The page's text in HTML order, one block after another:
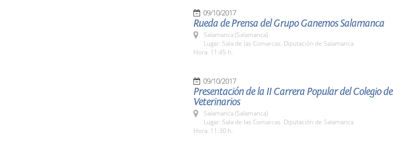
09/10/2017
Rueda de Prensa del Grupo Ganemos Salamanca
Salamanca (Salamanca)
Lugar: Sala de las Comarcas. Diputación de Salamanca
Hora: 11:45 h.
09/10/2017
Presentación de la II Carrera Popular del Colegio de
Veterinarios
Salamanca (Salamanca)
Lugar: Sala de las Comarcas. Diputación de Salamanca
Hora: 11:30 h.